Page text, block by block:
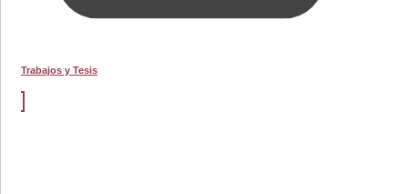
Trabajos y Tesis